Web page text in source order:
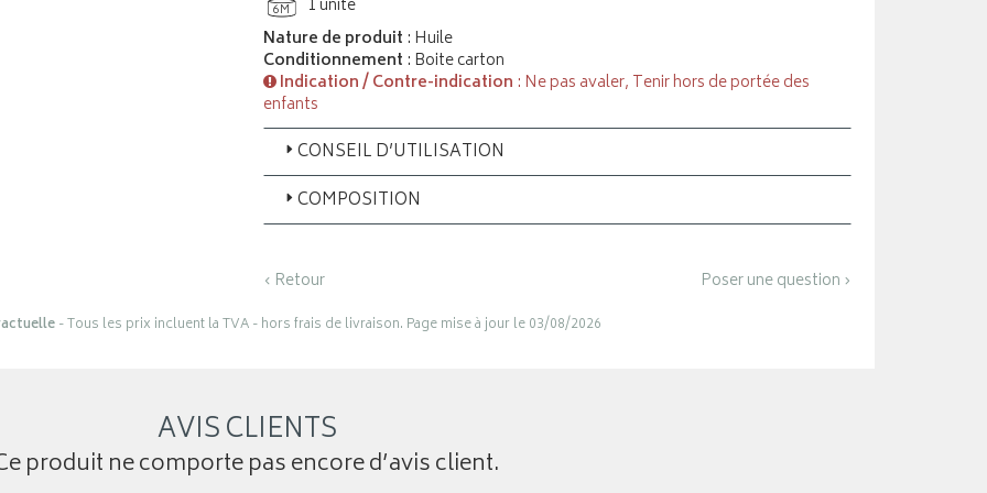
6M
1 unité
Nature de produit : Huile
Conditionnement : Boite carton
Indication / Contre-indication : Ne pas avaler, Tenir hors de portée des
enfants
CONSEIL D’UTILISATION
COMPOSITION
‹ Retour Poser une question ›
- Tous les prix incluent la TVA - hors frais de livraison. Page mise à jour le 03/08/2026
AVIS CLIENTS
produit ne comporte pas encore d’avis client.